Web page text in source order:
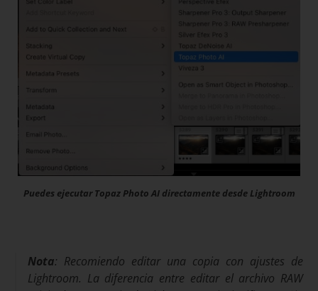
Puedes ejecutar Topaz Photo AI directamente desde Lightroom
Nota: Recomiendo editar una copia con ajustes de
Lightroom. La diferencia entre editar el archivo RAW